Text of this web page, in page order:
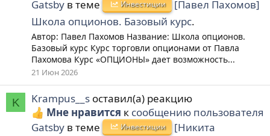
Gatsby в теме Инвестиции
[Павел Пахомов]
Школа опционов. Базовый курс.
Автор: Павел Пахомов Название: Школа опционов.
Базовый курс Курс торговли опционами от Павла
Пахомова Курс «ОПЦИОНЫ» дает возможность...
21 Июн 2026
K Krampus__s оставил(а) реакцию
Мне нравится к сообщению пользователя
Gatsby в теме Инвестиции
[Никита